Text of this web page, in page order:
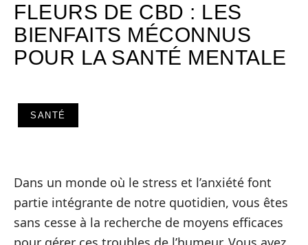
FLEURS DE CBD : LES
BIENFAITS MÉCONNUS
POUR LA SANTÉ MENTALE
SANTÉ
Dans un monde où le stress et l’anxiété font
partie intégrante de notre quotidien, vous êtes
sans cesse à la recherche de moyens efficaces